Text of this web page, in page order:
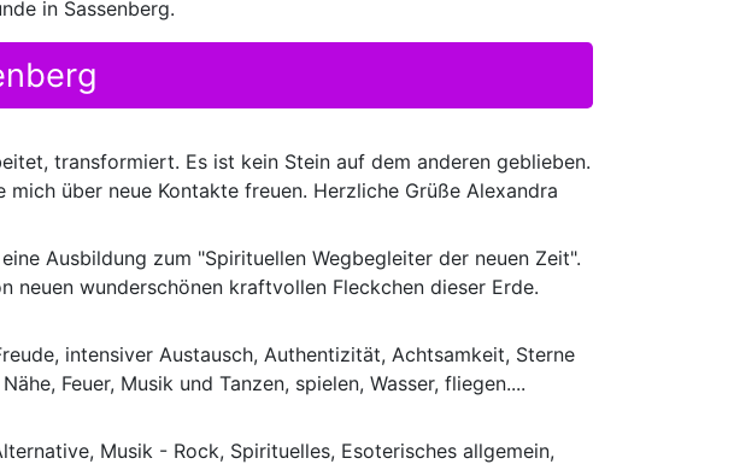
in Sassenberg.
transformiert. Es ist kein Stein auf dem anderen geblieben.
über neue Kontakte freuen. Herzliche Grüße Alexandra
Ausbildung zum "Spirituellen Wegbegleiter der neuen Zeit".
neuen wunderschönen kraftvollen Fleckchen dieser Erde.
intensiver Austausch, Authentizität, Achtsamkeit, Sterne
Feuer, Musik und Tanzen, spielen, Wasser, fliegen....
Musik - Rock, Spirituelles, Esoterisches allgemein,